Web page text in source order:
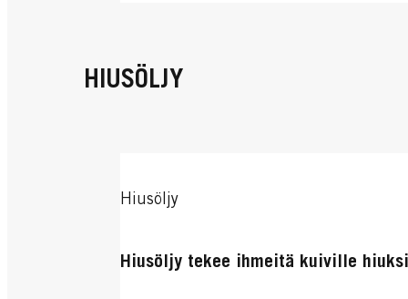
HIUSÖLJY
Hiusöljy
Hiusöljy tekee ihmeitä kuiville